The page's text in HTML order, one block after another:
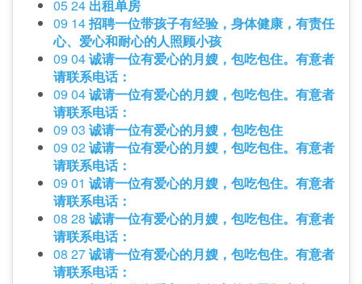
05 24 出租单房
09 14招聘一位带孩子有经验，身体健康，有责任
心、爱心和耐心的人照顾小孩
09 04诚请一位有爱心的月嫂，包吃包住。有意者
请联系电话：
09 04诚请一位有爱心的月嫂，包吃包住。有意者
请联系电话：
09 03 诚请一位有爱心的月嫂，包吃包住
09 02诚请一位有爱心的月嫂，包吃包住。有意者
请联系电话：
09 01 诚请一位有爱心的月嫂，包吃包住。有意者
请联系电话：
08 28 诚请一位有爱心的月嫂，包吃包住。有意者
请联系电话：
08 27诚请一位有爱心的月嫂，包吃包住。有意者
请联系电话：